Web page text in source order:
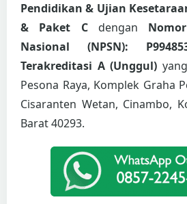
Pendidikan & Ujian
& Paket Cdengan
Nasional (NPSN):
Terakreditasi A (Unggul)
Pesona Raya, Komplek Graha
Cisaranten Wetan, Cinambo,
Barat 40293.